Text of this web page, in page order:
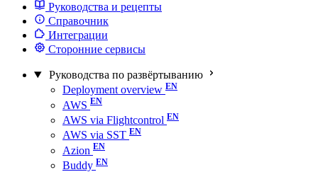
Руководства и рецепты
Справочник
Интеграции
Сторонние сервисы
Руководства по развёртыванию
Deployment overview
AWS
AWS via Flightcontrol
AWS via SST
Azion
Buddy